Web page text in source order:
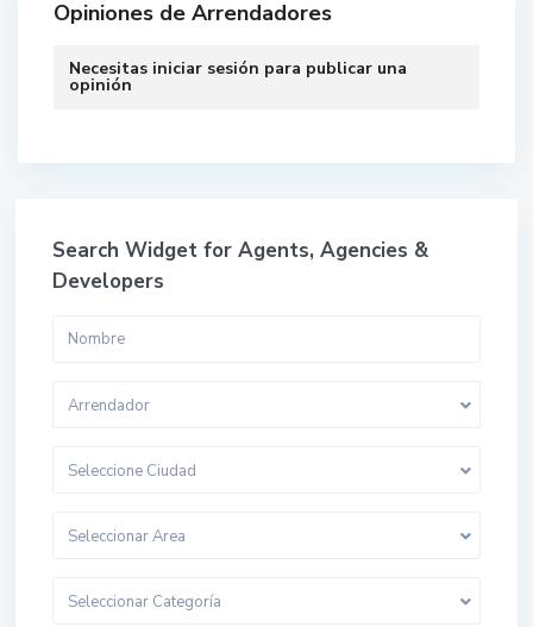
Opiniones de Arrendadores
Necesitas iniciar sesión para publicar una
opinión
Search Widget for Agents, Agencies &
Developers
Arrendador
Seleccione Ciudad
Seleccionar Area
Seleccionar Categoría